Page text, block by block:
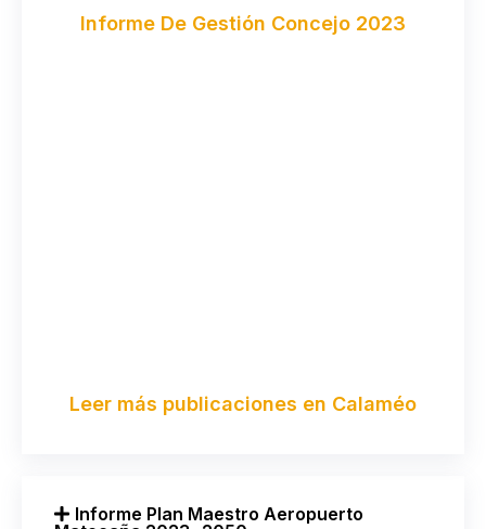
Informe De Gestión Concejo 2023
Leer más publicaciones en Calaméo
Informe Plan Maestro Aeropuerto